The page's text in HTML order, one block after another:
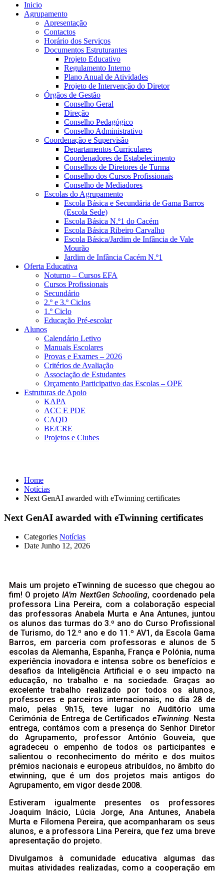
Inicio
Agrupamento
Apresentação
Contactos
Horário dos Serviços
Documentos Estruturantes
Projeto Educativo
Regulamento Interno
Plano Anual de Atividades
Projeto de Intervenção do Diretor
Órgãos de Gestão
Conselho Geral
Direção
Conselho Pedagógico
Conselho Administrativo
Coordenação e Supervisão
Departamentos Curriculares
Coordenadores de Estabelecimento
Conselhos de Diretores de Turma
Conselho dos Cursos Profissionais
Conselho de Mediadores
Escolas do Agrupamento
Escola Básica e Secundária de Gama Barros
(Escola Sede)
Escola Básica N.º1 do Cacém
Escola Básica Ribeiro Carvalho
Escola Básica/Jardim de Infância de Vale
Mourão
Jardim de Infância Cacém N.º1
Oferta Educativa
Noturno – Cursos EFA
Cursos Profissionais
Secundário
2.º e 3.º Ciclos
1.º Ciclo
Educação Pré-escolar
Alunos
Calendário Letivo
Manuais Escolares
Provas e Exames – 2026
Critérios de Avaliação
Associação de Estudantes
Orçamento Participativo das Escolas – OPE
Estruturas de Apoio
KAPA
ACC E PDE
CAQD
BE/CRE
Projetos e Clubes
Home
Notícias
Next GenAI awarded with eTwinning certificates
Next GenAI awarded with eTwinning certificates
Categories Notícias
Date Junho 12, 2026
Mais um projeto eTwinning de sucesso que chegou ao
fim! O projetoIA’m NextGen Schooling, coordenado pela
professora Lina Pereira, com a colaboração especial
das professoras Anabela Murta e Ana Antunes, juntou
os alunos das turmas do 3.º ano do Curso Profissional
de Turismo, do 12.º ano e do 11.º AV1, da Escola Gama
Barros, em parceria com professoras e alunos de 5
escolas da Alemanha, Espanha, França e Polónia, numa
experiência inovadora e intensa sobre os benefícios e
desafios da Inteligência Artificial e o seu impacto na
educação, no trabalho e na sociedade. Graças ao
excelente trabalho realizado por todos os alunos,
professores e parceiros internacionais, no dia 28 de
maio, pelas 9h15, teve lugar no Auditório uma
Cerimónia de Entrega de Certificados eTwinning. Nesta
entrega, contámos com a presença do Senhor Diretor
do Agrupamento, professor António Gouveia, que
agradeceu o empenho de todos os participantes e
salientou o reconhecimento do mérito e dos muitos
prémios nacionais e europeus atribuídos, no âmbito do
etwinning, que é um dos projetos mais antigos do
Agrupamento, em vigor desde 2008.
Estiveram igualmente presentes os professores
Joaquim Inácio, Lúcia Jorge, Ana Antunes, Anabela
Murta e Filomena Pereira, que acompanharam os seus
alunos, e a professora Lina Pereira, que fez uma breve
apresentação do projeto.
Divulgamos à comunidade educativa algumas das
muitas atividades realizadas, como a cooperação em